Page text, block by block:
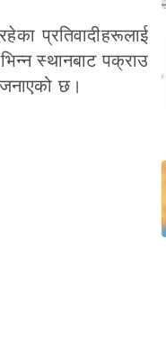
प्रतिवादीहरूलाई
स्थानबाट पक्राउ
छ।